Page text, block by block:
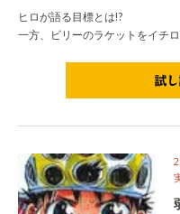
ヒロが語る目標とは!?
一方、ビリーのラケットをイチ